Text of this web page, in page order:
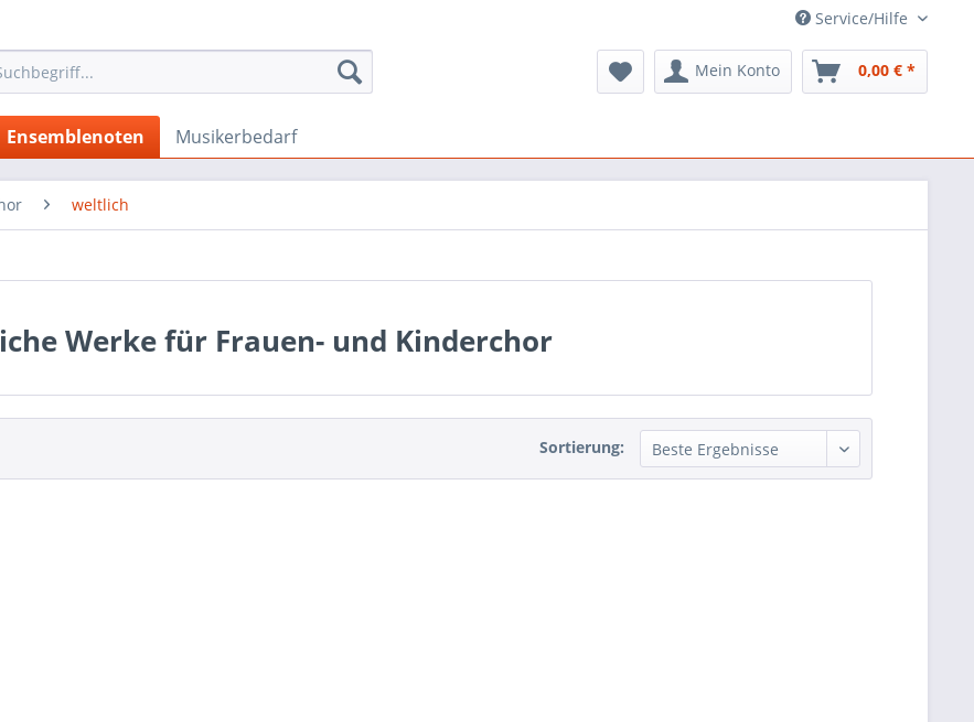
Service/Hilfe
Mein Konto 0,00 € *
Ensemblenoten Musikerbedarf
weltlich
Werke für Frauen- und Kinderchor
Sortierung: